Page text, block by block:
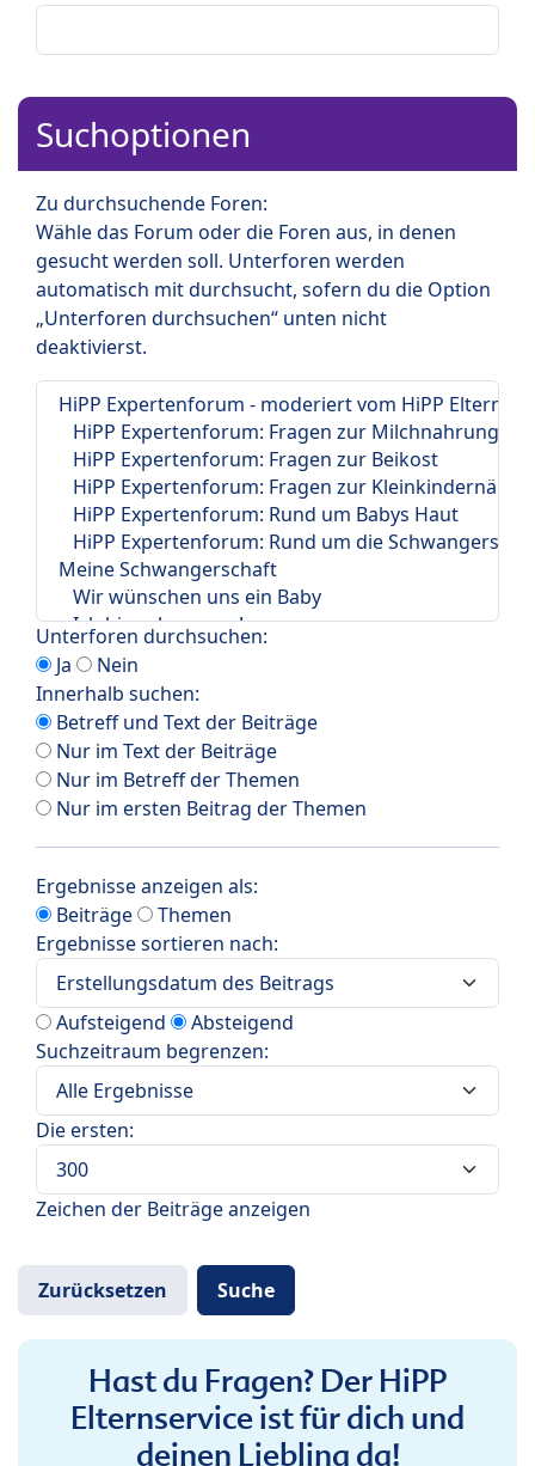
Suchoptionen
Zu durchsuchende Foren:
Wähle das Forum oder die Foren aus, in denen
gesucht werden soll. Unterforen werden
automatisch mit durchsucht, sofern du die Option
„Unterforen durchsuchen“ unten nicht
deaktivierst.
Unterforen durchsuchen:
Ja
Nein
Innerhalb suchen:
Betreff und Text der Beiträge
Nur im Text der Beiträge
Nur im Betreff der Themen
Nur im ersten Beitrag der Themen
Ergebnisse anzeigen als:
Beiträge
Themen
Ergebnisse sortieren nach:
Aufsteigend
Absteigend
Suchzeitraum begrenzen:
Die ersten:
Zeichen der Beiträge anzeigen
Hast du Fragen? Der HiPP
Elternservice ist für dich und
deinen Liebling da!